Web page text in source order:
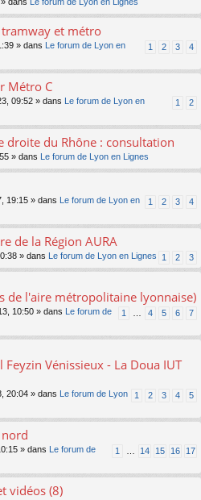
et métro
1 2 3 4
» dans
Le forum de Lyon en
Métro C
1 2
09:52 » dans
Le forum de Lyon en
droite du Rhône : consultation
» dans Le forum de Lyon en Lignes
1 2 3 4
19:15 » dans
Le forum de Lyon en
de la Région AURA
1 2 3
» dans Le forum de Lyon en Lignes
de l'aire métropolitaine lyonnaise)
1 4 5 6 7
10:50 » dans
Le forum de
Vénissieux - La Doua IUT
1 2 3 4 5
20:04 » dans
Le forum de Lyon
1 14 15 16 17
» dans
Le forum de
vidéos (8)